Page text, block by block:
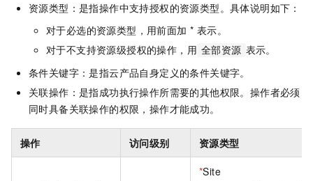
资源类型：是指操作中支持授权的资源类型。具体说明如下：
对于必选的资源类型，用前面加 * 表示。
对于不支持资源级授权的操作，用 全部资源 表示。
条件关键字：是指云产品自身定义的条件关键字。
关联操作：是指成功执行操作所需要的其他权限。操作者必须
同时具备关联操作的权限，操作才能成功。
操作 访问级别 资源类型
*Site